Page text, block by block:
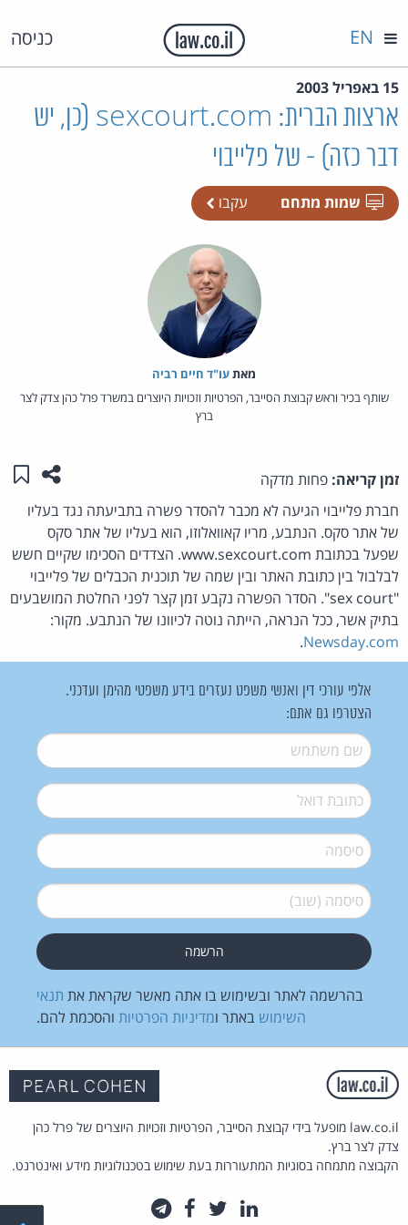
כניסה EN
15 באפריל 2003
ארצות הברית: sexcourt.com (כן, יש
דבר כזה) - של פלייבוי
שמות מתחם עקבו
מאת‏עו"ד חיים רביה
שותף בכיר וראש קבוצת הסייבר, הפרטיות וזכויות היוצרים במשרד פרל כהן צדק לצר
ברץ
זמן קריאה: פחות מדקה שתפו
חברת פלייבוי הגיעה לא מכבר להסדר פשרה בתביעתה נגד בעליו
של אתר סקס. הנתבע, מריו קאוואלוזו, הוא בעליו של אתר סקס
שפעל בכתובת www.sexcourt.com. הצדדים הסכימו שקיים חשש
לבלבול בין כתובת האתר ובין שמה של תוכנית הכבלים של פלייבוי
"sex court". הסדר הפשרה נקבע זמן קצר לפני החלטת המושבעים
בתיק אשר, ככל הנראה, הייתה נוטה לכיוונו של הנתבע. מקור:
Newsday.com
.
אלפי עורכי דין ואנשי משפט נעזרים בידע משפטי מהימן ועדכני.
הצטרפו גם אתם:
שם משתמש*
דואל*
סיסמה*
סיסמה (שוב)*
בהרשמה לאתר ובשימוש בו אתה מאשר שקראת את תנאי
השימוש באתר ומדיניות הפרטיות והסכמת להם.
law.co.il מופעל בידי קבוצת הסייבר, הפרטיות וזכויות היוצרים של פרל כהן
צדק לצר ברץ.
הקבוצה מתמחה בסוגיות המתעוררות בעת שימוש בטכנולוגיות מידע ואינטרנט.
לינקדאין
טוויטרפייסבוק